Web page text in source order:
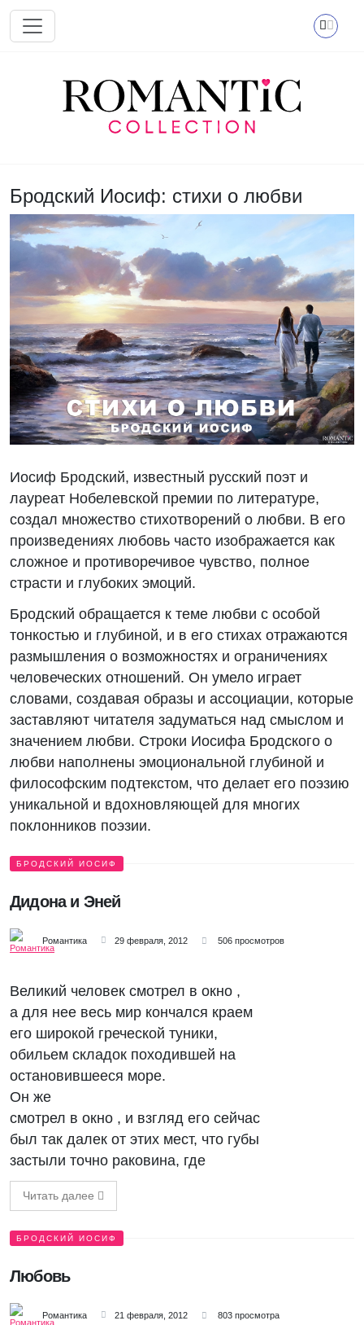
Перейти к основному содержанию
Бродский Иосиф: стихи о любви
Иосиф Бродский, известный русский поэт и
лауреат Нобелевской премии по литературе,
создал множество стихотворений о любви. В его
произведениях любовь часто изображается как
сложное и противоречивое чувство, полное
страсти и глубоких эмоций.
Бродский обращается к теме любви с особой
тонкостью и глубиной, и в его стихах отражаются
размышления о возможностях и ограничениях
человеческих отношений. Он умело играет
словами, создавая образы и ассоциации, которые
заставляют читателя задуматься над смыслом и
значением любви. Строки Иосифа Бродского о
любви наполнены эмоциональной глубиной и
философским подтекстом, что делает его поэзию
уникальной и вдохновляющей для многих
поклонников поэзии.
БРОДСКИЙ ИОСИФ
Дидона и Эней
Романтика 29 февраля, 2012 506 просмотров
Великий человек смотрел в окно ,
а для нее весь мир кончался краем
его широкой греческой туники,
обильем складок походившей на
остановившееся море.
Он же
смотрел в окно , и взгляд его сейчас
был так далек от этих мест, что губы
застыли точно раковина, где
Читать далее
БРОДСКИЙ ИОСИФ
Любовь
Романтика 21 февраля, 2012 803 просмотра